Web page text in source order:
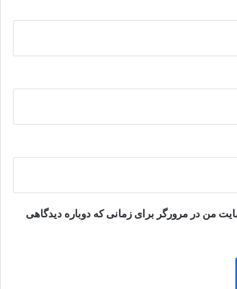
من در مرورگر برای زمانی که دوباره دیدگاهی